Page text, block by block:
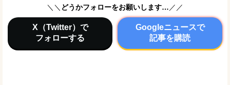
＼＼ どうかフォローをお願いします…／／
X（Twitter）で
フォローする
Googleニュースで
記事を購読